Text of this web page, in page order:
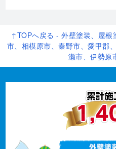
↑TOPへ戻る - 外壁塗装、屋根
市、相模原市、秦野市、愛甲郡
瀬市、伊勢原